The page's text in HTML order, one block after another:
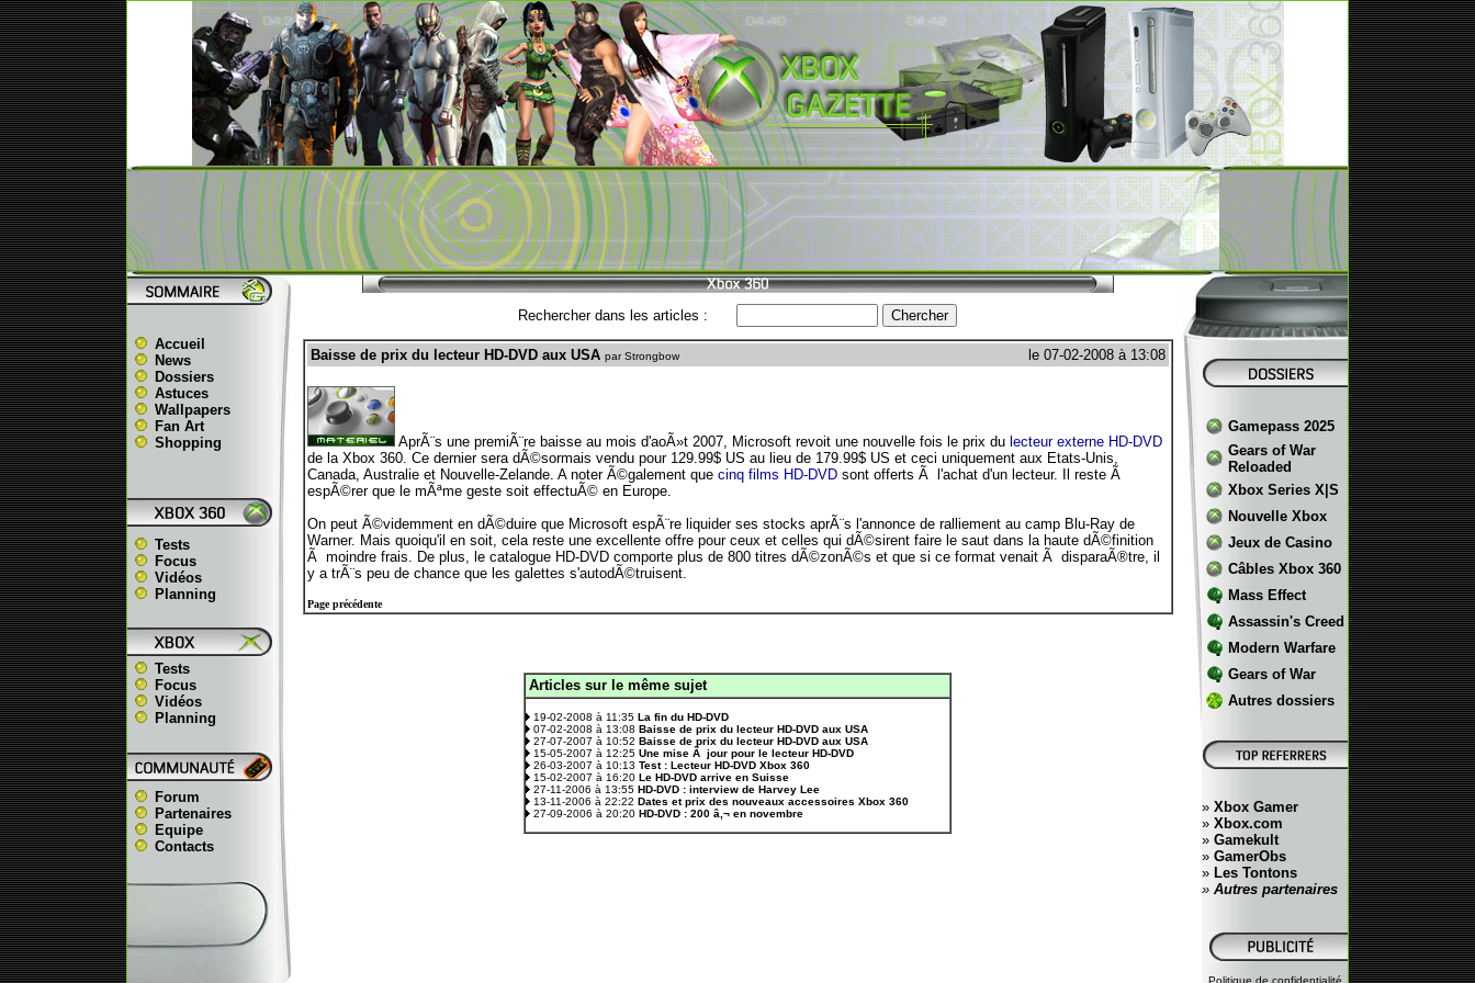
Accueil
News
Dossiers
Astuces
Wallpapers
Fan Art
Shopping
Tests
Focus
Vidéos
Planning
Tests
Focus
Vidéos
Planning
Forum
Partenaires
Equipe
Contacts
Rechercher dans les articles :
Baisse de prix du lecteur HD-DVD aux USA par Strongbow le 07-02-2008 à 13:08
AprÃ¨s une premiÃ¨re baisse au mois d'aoÃ»t 2007, Microsoft revoit une nouvelle fois le prix du lecteur externe HD-DVD
de la Xbox 360. Ce dernier sera dÃ©sormais vendu pour 129.99$ US au lieu de 179.99$ US et ceci uniquement aux Etats-Unis,
Canada, Australie et Nouvelle-Zelande. A noter Ã©galement que cinq films HD-DVDsont offerts Ã l'achat d'un lecteur. Il reste Ã
espÃ©rer que le mÃªme geste soit effectuÃ© en Europe.
On peut Ã©videmment en dÃ©duire que Microsoft espÃ¨re liquider ses stocks aprÃ¨s l'annonce de ralliement au camp Blu-Ray de
Warner. Mais quoiqu'il en soit, cela reste une excellente offre pour ceux et celles qui dÃ©sirent faire le saut dans la haute dÃ©finition
Ã moindre frais. De plus, le catalogue HD-DVD comporte plus de 800 titres dÃ©zonÃ©s et que si ce format venait Ã disparaÃ®tre, il
y a trÃ¨s peu de chance que les galettes s'autodÃ©truisent.
Page précédente
Articles sur le même sujet
19-02-2008 à 11:35 La fin du HD-DVD
07-02-2008 à 13:08 Baisse de prix du lecteur HD-DVD aux USA
27-07-2007 à 10:52 Baisse de prix du lecteur HD-DVD aux USA
15-05-2007 à 12:25 Une mise Ã jour pour le lecteur HD-DVD
26-03-2007 à 10:13 Test : Lecteur HD-DVD Xbox 360
15-02-2007 à 16:20 Le HD-DVD arrive en Suisse
27-11-2006 à 13:55 HD-DVD : interview de Harvey Lee
13-11-2006 à 22:22 Dates et prix des nouveaux accessoires Xbox 360
27-09-2006 à 20:20 HD-DVD : 200 â‚¬ en novembre
Gamepass 2025
Gears of War
Reloaded
Xbox Series X|S
Nouvelle Xbox
Jeux de Casino
Câbles Xbox 360
Mass Effect
Assassin's Creed
Modern Warfare
Gears of War
Autres dossiers
» Xbox Gamer
» Xbox.com
» Gamekult
» GamerObs
» Les Tontons
» Autres partenaires
Politique de confidentialité